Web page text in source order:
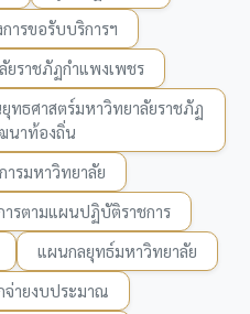
ารขอรับบริการฯ
ยราชภัฏกำแพงเพชร
ทธศาสตร์มหาวิทยาลัยราชภัฏ
นาท้องถิ่น
รมหาวิทยาลัย
ารตามแผนปฏิบัติราชการ
แผนกลยุทธ์มหาวิทยาลัย
จ่ายงบประมาณ